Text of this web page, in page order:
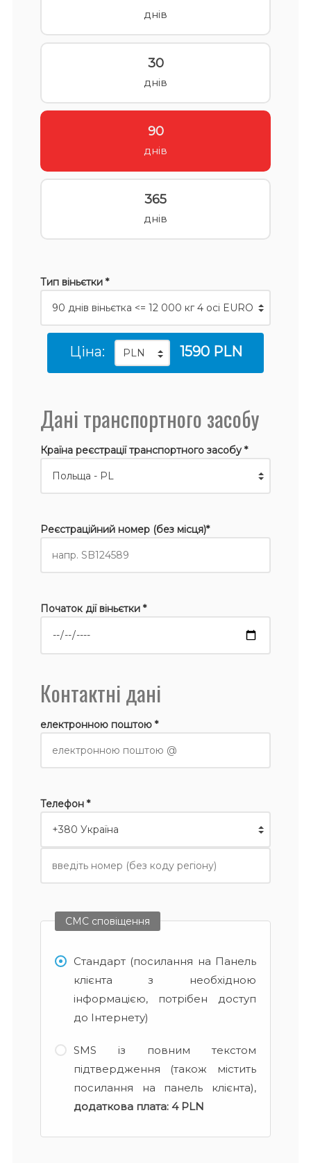
днів
30
днів
90
днів
365
днів
Тип віньєтки *
Ціна: 1590 PLN
Дані транспортного засобу
Країна реєстрації транспортного засобу *
Реєстраційний номер (без місця)*
Початок дії віньєтки *
Контактні дані
електронною поштою *
Телефон *
СМС сповіщення
Стандарт (посилання на Панель
клієнта з необхідною
інформацією, потрібен доступ
до Інтернету)
SMS із повним текстом
підтвердження (також містить
посилання на панель клієнта),
додаткова плата: 4 PLN